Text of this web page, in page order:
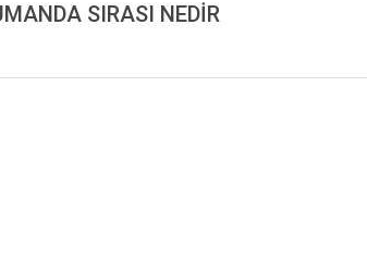
SIRASI NEDİR